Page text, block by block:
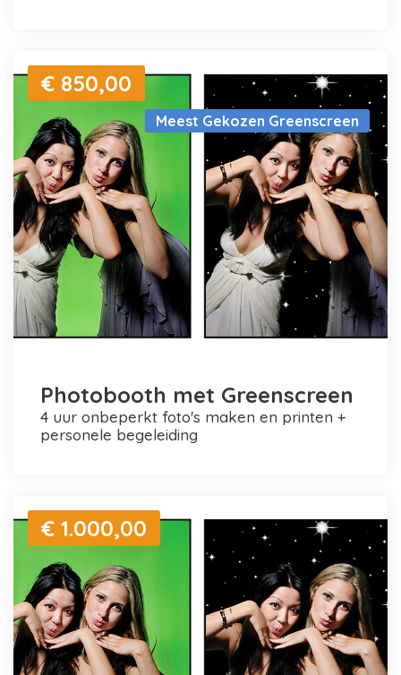
Meest Gekozen Greenscreen
€ 850,00
Photobooth met Greenscreen
4 uur onbeperkt foto's maken en printen +
personele begeleiding
€ 1.000,00